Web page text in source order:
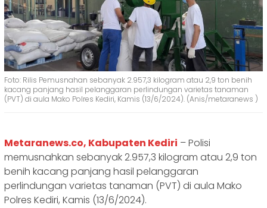
Foto: Rilis Pemusnahan sebanyak 2.957,3 kilogram atau 2,9 ton benih
kacang panjang hasil pelanggaran perlindungan varietas tanaman
(PVT) di aula Mako Polres Kediri, Kamis (13/6/2024). (Anis/metaranews )
Metaranews.co, Kabupaten Kediri – Polisi
memusnahkan sebanyak 2.957,3 kilogram atau 2,9 ton
benih kacang panjang hasil pelanggaran
perlindungan varietas tanaman (PVT) di aula Mako
Polres Kediri, Kamis (13/6/2024).